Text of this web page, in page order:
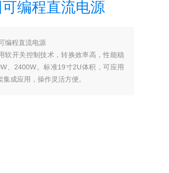
编程直流电源
编程直流电源
软开关控制技术，转换效率高，性能稳
、2400W。标准19寸2U体积，可应用
成应用，操作灵活方便。